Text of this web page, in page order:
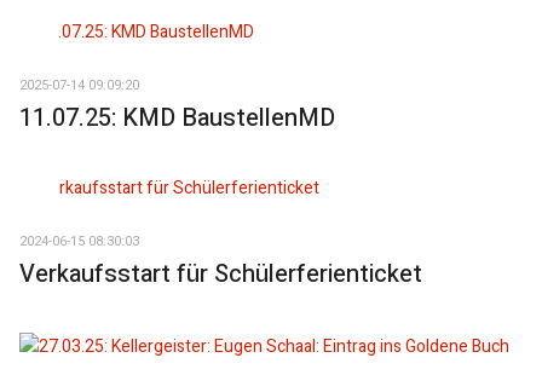
2025-07-14 09:09:20
11.07.25: KMD BaustellenMD
2024-06-15 08:30:03
Verkaufsstart für Schülerferienticket